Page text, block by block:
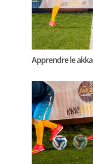
Apprendre le akka